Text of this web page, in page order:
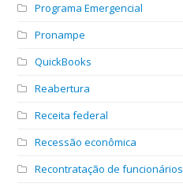
Programa Emergencial
Pronampe
QuickBooks
Reabertura
Receita federal
Recessão econômica
Recontratação de funcionários